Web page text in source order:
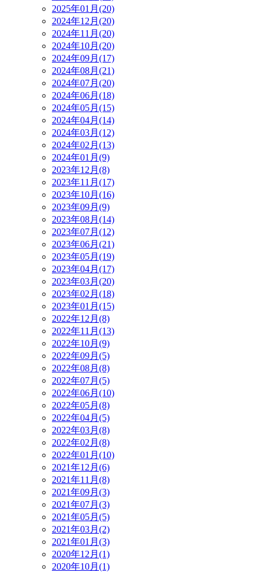
2025年01月(20)
2024年12月(20)
2024年11月(20)
2024年10月(20)
2024年09月(17)
2024年08月(21)
2024年07月(20)
2024年06月(18)
2024年05月(15)
2024年04月(14)
2024年03月(12)
2024年02月(13)
2024年01月(9)
2023年12月(8)
2023年11月(17)
2023年10月(16)
2023年09月(9)
2023年08月(14)
2023年07月(12)
2023年06月(21)
2023年05月(19)
2023年04月(17)
2023年03月(20)
2023年02月(18)
2023年01月(15)
2022年12月(8)
2022年11月(13)
2022年10月(9)
2022年09月(5)
2022年08月(8)
2022年07月(5)
2022年06月(10)
2022年05月(8)
2022年04月(5)
2022年03月(8)
2022年02月(8)
2022年01月(10)
2021年12月(6)
2021年11月(8)
2021年09月(3)
2021年07月(3)
2021年05月(5)
2021年03月(2)
2021年01月(3)
2020年12月(1)
2020年10月(1)